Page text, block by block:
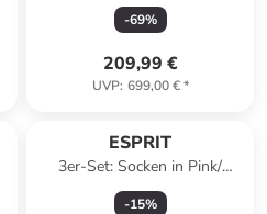
-69%
209,99 €
UVP: 699,00 €*
ESPRIT
3er-Set: Socken in Pink/
Dunkelblau
-15%